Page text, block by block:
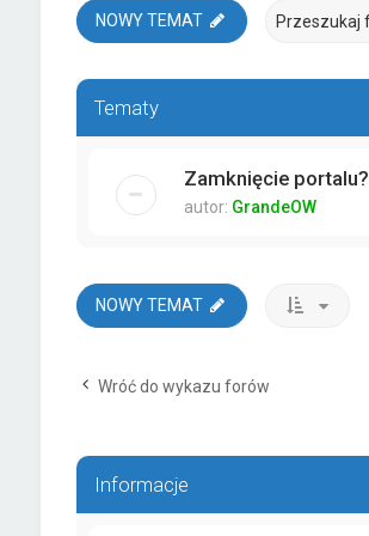
NOWY TEMAT
Tematy
Zamknięcie portalu?
autor: GrandeOW
NOWY TEMAT
Wróć do wykazu forów
Informacje